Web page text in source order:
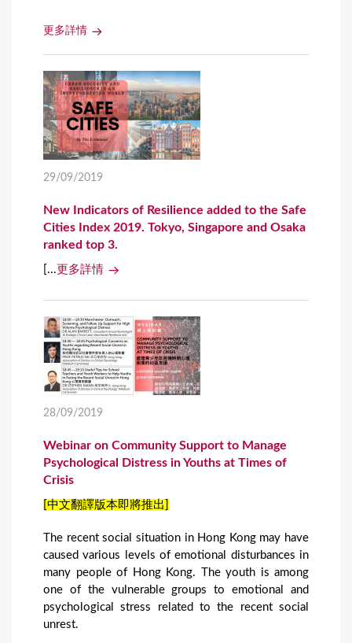
更多詳情
29/09/2019
New Indicators of Resilience added to the Safe
Cities Index 2019. Tokyo, Singapore and Osaka
ranked top 3.
[... 更多詳情
28/09/2019
Webinar on Community Support to Manage
Psychological Distress in Youths at Times of
Crisis
[中文翻譯版本即將推出]
The recent social situation in Hong Kong may have
caused various levels of emotional disturbances in
many people of Hong Kong. The youth is among
one of the vulnerable groups to emotional and
psychological stress related to the recent social
unrest.